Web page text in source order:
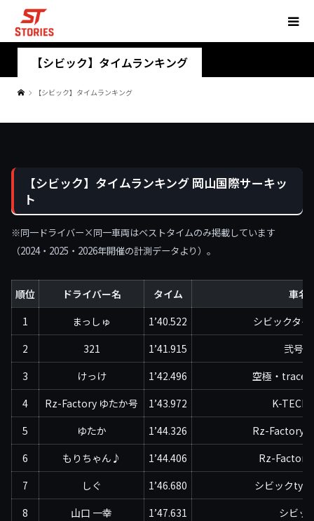
【シビック】タイムランキング
【シビック】タイムランキング
【シビック】タイムランキング 岡山国際サーキッ
ト
※同一ドライバー×同一車両はベストタイムのみ掲載しています
（2024・2025・2026年開催の計測データより）。
順位 ドライバー名 タイム
車名
1
まっしゅ 1’40.522
シビックタ
2
321 1’41.915
弐号機
3
けっけ 1’42.496
空極・trace
4
Rz-Factory ゆたか号 1’43.972
K-
5
ゆたか 1’44.326
Rz-Factory
6
もりちゃん♪ 1’44.406
Rz-
7
しぐ 1’46.680
シビック
8
山口 一幸 1’47.631
シビッ